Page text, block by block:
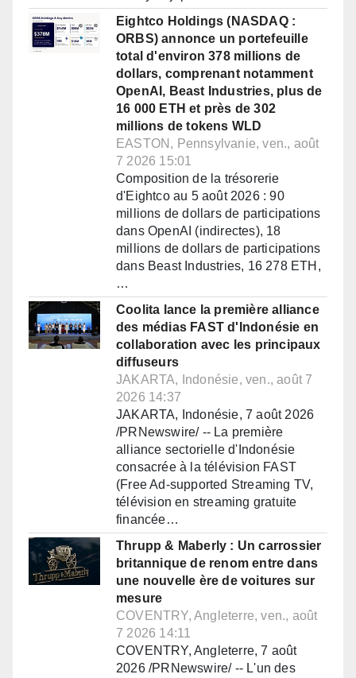
Eightco Holdings (NASDAQ :
ORBS) annonce un portefeuille
total d'environ 378 millions de
dollars, comprenant notamment
OpenAI, Beast Industries, plus de
16 000 ETH et près de 302
millions de tokens WLD
EASTON, Pennsylvanie, ven., août
7 2026 15:01
Composition de la trésorerie
d'Eightco au 5 août 2026 : 90
millions de dollars de participations
dans OpenAI (indirectes), 18
millions de dollars de participations
dans Beast Industries, 16 278 ETH,
…
Coolita lance la première alliance
des médias FAST d'Indonésie en
collaboration avec les principaux
diffuseurs
JAKARTA, Indonésie, ven., août 7
2026 14:37
JAKARTA, Indonésie, 7 août 2026
/PRNewswire/ -- La première
alliance sectorielle d'Indonésie
consacrée à la télévision FAST
(Free Ad-supported Streaming TV,
télévision en streaming gratuite
financée…
Thrupp & Maberly : Un carrossier
britannique de renom entre dans
une nouvelle ère de voitures sur
mesure
COVENTRY, Angleterre, ven., août
7 2026 14:11
COVENTRY, Angleterre, 7 août
2026 /PRNewswire/ -- L'un des